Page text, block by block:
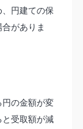
円建ての保
がありま
の金額が変
受取額が減